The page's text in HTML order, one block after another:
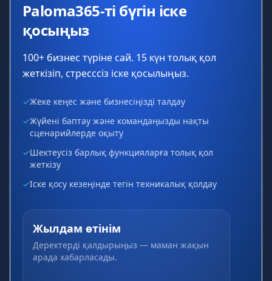
Paloma365-ті бүгін іске
қосыңыз
100+ бизнес түріне сай. 15 күн толық қол
жеткізіп, стресссіз іске қосылыңыз.
✓Жеке кеңес және бизнесіңізді талдау
✓Жүйені баптау және командаңызды нақты
сценарийлерде оқыту
✓Шектеусіз барлық функцияларға толық қол
жеткізу
✓Іске қосу кезеңінде тегін техникалық қолдау
Жылдам өтінім
Деректерді қалдырыңыз — маман жақын
арада хабарласады.